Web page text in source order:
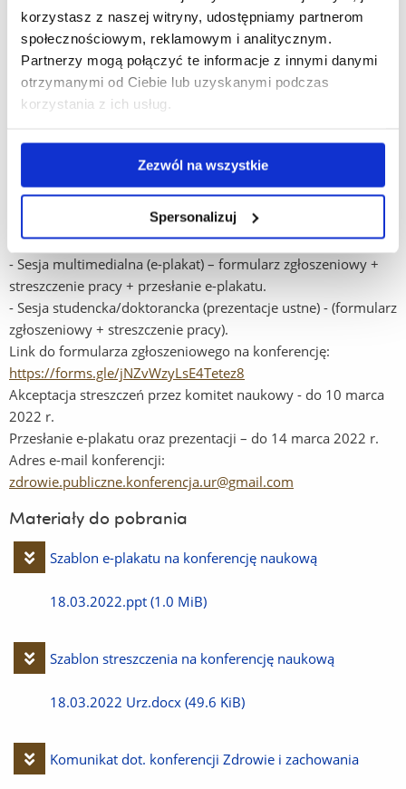
korzystasz z naszej witryny, udostępniamy partnerom
społecznościowym, reklamowym i analitycznym.
Partnerzy mogą połączyć te informacje z innymi danymi
otrzymanymi od Ciebie lub uzyskanymi podczas
korzystania z ich usług.
Zezwól na wszystkie
Spersonalizuj
- Sesja multimedialna (e-plakat)
- Sesja studencka/doktorancka (prezentacje ustne)
Czas trwania prezentacji nie może przekroczyć 10 minut.
Zgłoszenie uczestnictwa czynnego i przesyłanie streszczeń -
do 07 marca 2022 r.
- Sesja ustna (formularz zgłoszeniowy + streszczenie pracy) +
przesłanie prezentacji.
- Sesja multimedialna (e-plakat) – formularz zgłoszeniowy +
streszczenie pracy + przesłanie e-plakatu.
- Sesja studencka/doktorancka (prezentacje ustne) - (formularz
zgłoszeniowy + streszczenie pracy).
Link do formularza zgłoszeniowego na konferencję:
https://forms.gle/jNZvWzyLsE4Tetez8
Akceptacja streszczeń przez komitet naukowy - do 10 marca
2022 r.
Przesłanie e-plakatu oraz prezentacji – do 14 marca 2022 r.
Adres e-mail konferencji:
zdrowie.publiczne.konferencja.ur@gmail.com
Materiały do pobrania
Pobierz
plik
Szablon e-plakatu na konferencję naukową
18.03.2022.ppt (1.0 MiB)
Pobierz
plik
Szablon streszczenia na konferencję naukową
18.03.2022 Urz.docx (49.6 KiB)
Pobierz
Komunikat dot. konferencji Zdrowie i zachowania